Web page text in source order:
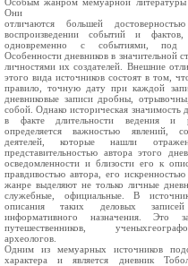
Они
отличаются большей
воспроизведении событий и
одновременно с событиями, под
Особенности дневников в значительной
личностями их создателей. Внешние
этого вида источников состоят в том,
правило, точную дату при каждой
дневниковые записи дробны,
собой. Однако историческая значимость
в факте длительности ведения и
определяется важностью явлений,
деятелей, которые нашли
представительностью автора этого
осведомленности и близости его к
правдивостью автора, его
жанре выделяют не только личные
служебные, официальные. В
описания таких деловых
информативного назначения. Это
путешественников,
археологов.
Одним из мемуарных источников
характера и является дневник